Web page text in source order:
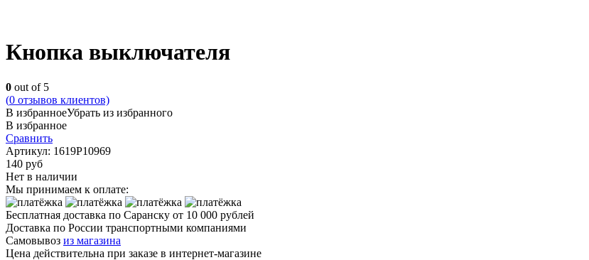
Кнопка выключателя
0 out of 5
(0 отзывов клиентов)
В избранноеУбрать из избранного
В избранное
Сравнить
Артикул: 1619P10969
140 руб
Нет в наличии
Мы принимаем к оплате:
Бесплатная доставка по Саранску от 10 000 рублей
Доставка по России транспортными компаниями
Самовывоз из магазина
Цена действительна при заказе в интернет-магазине